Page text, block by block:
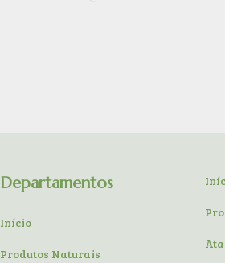
Departamentos
Início
Produtos Naturais